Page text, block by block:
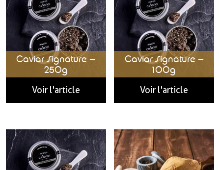
Caviar Signature –
250g
Voir l'article
Caviar Signature –
100g
Voir l'article